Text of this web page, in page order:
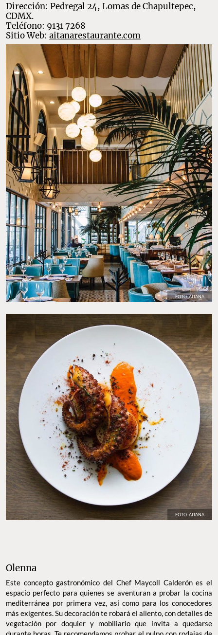
Dirección: Pedregal 24, Lomas de Chapultepec,
CDMX.
Teléfono: 9131 7268
Sitio Web: aitanarestaurante.com
FOTO: AITANA
FOTO: AITANA
Olenna
Este concepto gastronómico del Chef Maycoll Calderón es el
espacio perfecto para quienes se aventuran a probar la cocina
mediterránea por primera vez, así como para los conocedores
más exigentes. Su decoración te robará el aliento, con detalles de
vegetación por doquier y mobiliario que invita a quedarse